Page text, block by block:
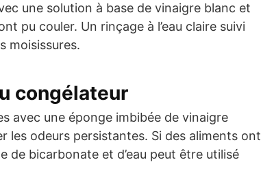
une solution à base de vinaigre blanc et
pu couler. Un rinçage à l’eau claire suivi
moisissures.
congélateur
avec une éponge imbibée de vinaigre
les odeurs persistantes. Si des aliments ont
de bicarbonate et d’eau peut être utilisé